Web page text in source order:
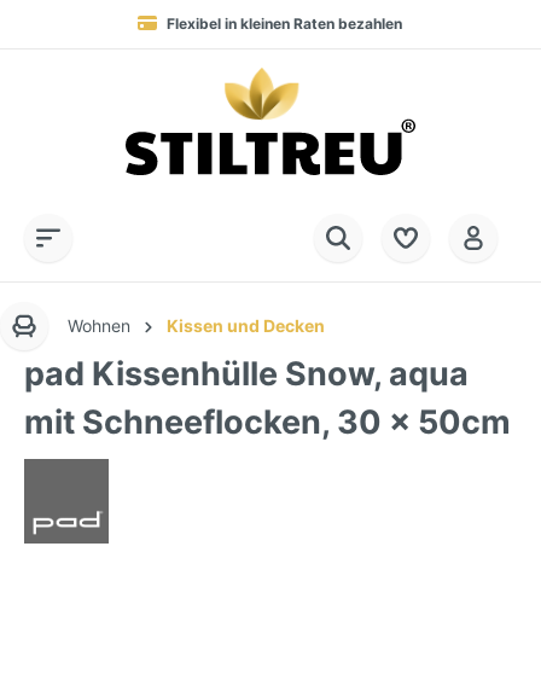
Flexibel in kleinen Raten bezahlen
Blitzversand in 1-2 Werktagen nach DE, AT & NL
+49 (0) 28 32 - 408 990 0
Dauerhaft hohe Warenverfügbarkeit
SSL-verschlüsselt online einkaufen
Wohnen Kissen und Decken
pad Kissenhülle Snow, aqua
mit Schneeflocken, 30 x 50cm